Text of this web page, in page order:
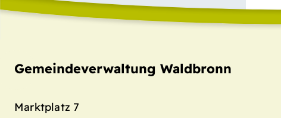
Gemeindeverwaltung Waldbronn
Marktplatz 7